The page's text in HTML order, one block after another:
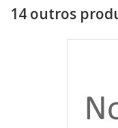
14 outros